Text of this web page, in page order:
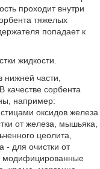
проходит внутри
тяжелых
попадает к
жидкости.
части,
качестве сорбента
например:
оксидов железа
от железа, мышьяка,
цеолита,
- для очистки от
модифицированные